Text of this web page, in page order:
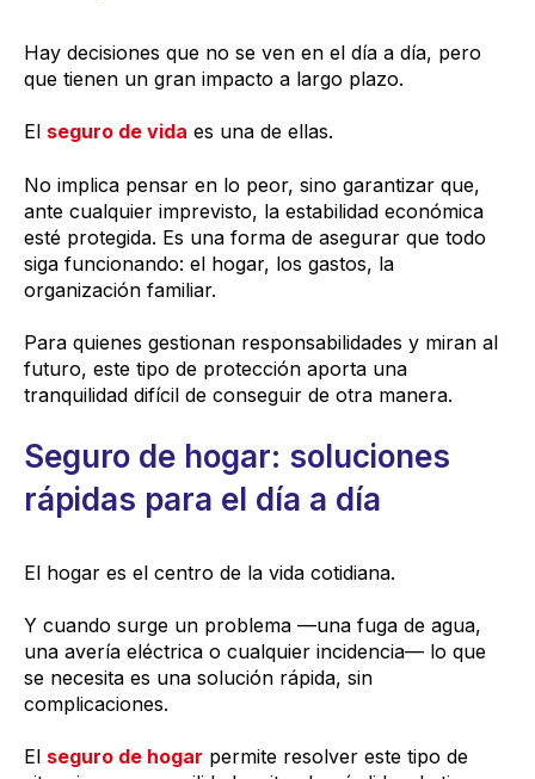
Hay decisiones que no se ven en el día a día, pero
que tienen un gran impacto a largo plazo.
El seguro de vida es una de ellas.
No implica pensar en lo peor, sino garantizar que,
ante cualquier imprevisto, la estabilidad económica
esté protegida. Es una forma de asegurar que todo
siga funcionando: el hogar, los gastos, la
organización familiar.
Para quienes gestionan responsabilidades y miran al
futuro, este tipo de protección aporta una
tranquilidad difícil de conseguir de otra manera.
Seguro de hogar: soluciones
rápidas para el día a día
El hogar es el centro de la vida cotidiana.
Y cuando surge un problema —una fuga de agua,
una avería eléctrica o cualquier incidencia— lo que
se necesita es una solución rápida, sin
complicaciones.
El seguro de hogar permite resolver este tipo de